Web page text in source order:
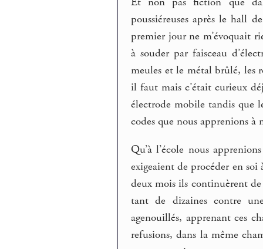
poussiéreuses après le hall
premier jour ne m’évoquait
à souder par faisceau
meules et le métal brûlé, les
il faut mais c’était curieux
électrode mobile tandis que
codes que nous apprenions à
Qu’à l’école nous
exigeaient de procéder en soi
deux mois ils continuèrent
tant de dizaines contre
agenouillés, apprenant ces
refusions, dans la même